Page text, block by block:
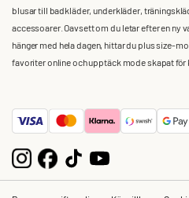
blusar till badkläder, underkläder,
accessoarer. Oavsett om du letar efter en ny
hänger med hela dagen, hittar du plus size-
favoriter online och upptäck mode skapat för